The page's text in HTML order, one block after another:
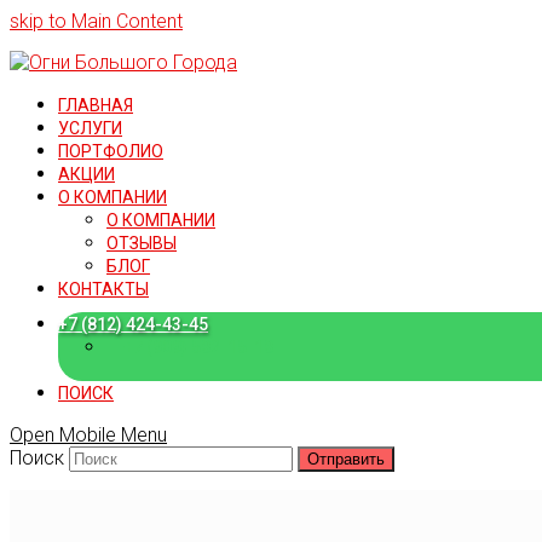
skip to Main Content
ГЛАВНАЯ
УСЛУГИ
ПОРТФОЛИО
АКЦИИ
О КОМПАНИИ
О КОМПАНИИ
ОТЗЫВЫ
БЛОГ
КОНТАКТЫ
+7 (812) 424-43-45
ПОИСК
Open Mobile Menu
Поиск
Отправить